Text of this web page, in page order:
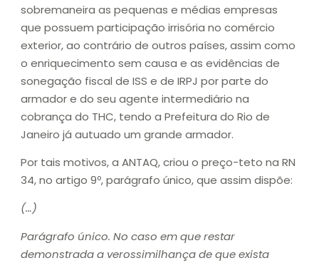
sobremaneira as pequenas e médias empresas
que possuem participação irrisória no comércio
exterior, ao contrário de outros países, assim como
o enriquecimento sem causa e as evidências de
sonegação fiscal de ISS e de IRPJ por parte do
armador e do seu agente intermediário na
cobrança do THC, tendo a Prefeitura do Rio de
Janeiro já autuado um grande armador.
Por tais motivos, a ANTAQ, criou o preço-teto na RN
34, no artigo 9º, parágrafo único, que assim dispõe:
(…)
Parágrafo único. No caso em que restar
demonstrada a verossimilhança de que exista